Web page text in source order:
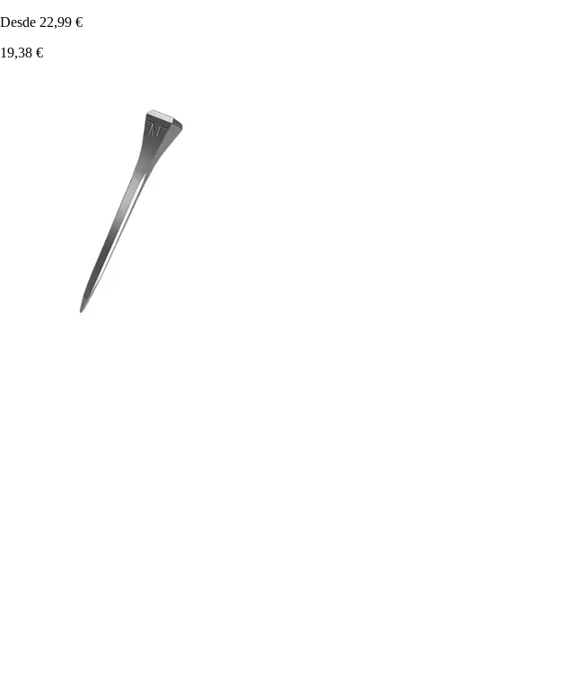
Desde 22,99 €
19,38 €